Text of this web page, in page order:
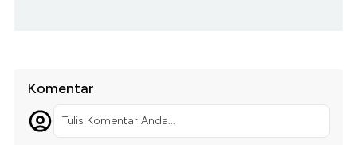
Komentar
Tulis Komentar Anda...